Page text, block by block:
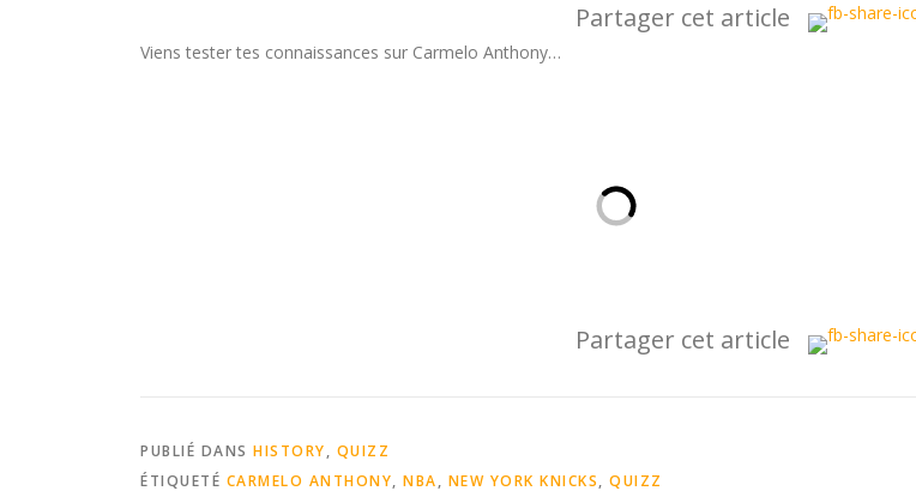
Partager cet article
Viens tester tes connaissances sur Carmelo Anthony…
Partager cet article
PUBLIÉ DANS HISTORY, QUIZZ
ÉTIQUETÉ CARMELO ANTHONY, NBA, NEW YORK KNICKS, QUIZZ